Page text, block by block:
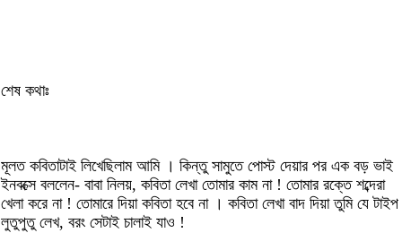
শেষ কথাঃ
মূলত কবিতাটাই লিখেছিলাম আমি । কিন্তু সামুতে পোস্ট দেয়ার পর এক বড় ভাই
ইনবক্সে বললেন- বাবা নিলয়, কবিতা লেখা তোমার কাম না ! তোমার রক্তে শব্দেরা
খেলা করে না ! তোমারে দিয়া কবিতা হবে না । কবিতা লেখা বাদ দিয়া তুমি যে টাইপ
লুতুপুতু লেখ, বরং সেটাই চালাই যাও !